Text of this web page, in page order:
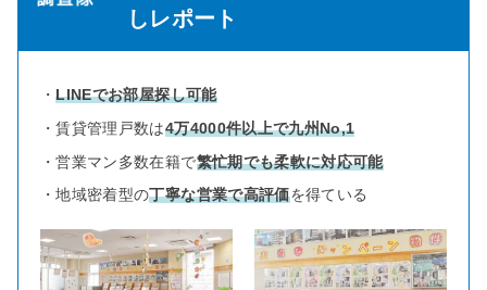
しレポート
・LINEでお部屋探し可能
・賃貸管理戸数は4万4000件以上で九州No,1
・営業マン多数在籍で繁忙期でも柔軟に対応可能
・地域密着型の丁寧な営業で高評価を得ている